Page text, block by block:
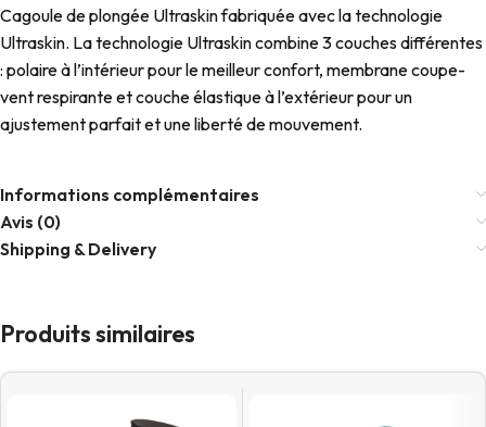
Cagoule de plongée Ultraskin fabriquée avec la technologie
Ultraskin. La technologie Ultraskin combine 3 couches différentes
: polaire à l’intérieur pour le meilleur confort, membrane coupe-
vent respirante et couche élastique à l’extérieur pour un
ajustement parfait et une liberté de mouvement.
Informations complémentaires
Avis (0)
Shipping & Delivery
Produits similaires